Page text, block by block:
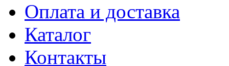
Оплата и доставка
Каталог
Контакты